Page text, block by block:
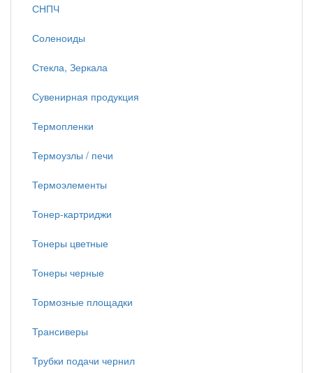
СНПЧ
Соленоиды
Стекла, Зеркала
Сувенирная продукция
Термопленки
Термоузлы / печи
Термоэлементы
Тонер-картриджи
Тонеры цветные
Тонеры черные
Тормозные площадки
Трансиверы
Трубки подачи чернил